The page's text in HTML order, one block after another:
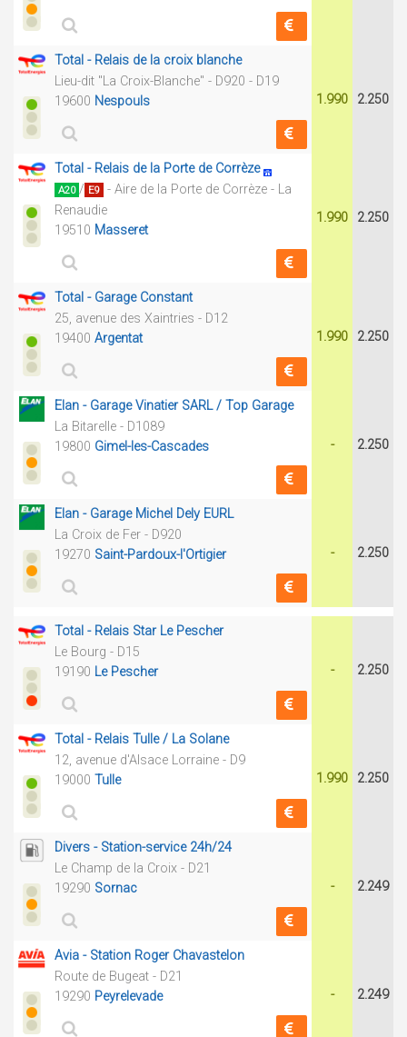
Total - Relais de la croix blanche
Lieu-dit "La Croix-Blanche" - D920 - D19
19600 Nespouls 1.990 2.250
Total - Relais de la Porte de Corrèze
A20 / E9 - Aire de la Porte de Corrèze - La
Renaudie
19510 Masseret
1.990 2.250
Total - Garage Constant
25, avenue des Xaintries - D12
19400 Argentat 1.990 2.250
Elan - Garage Vinatier SARL / Top Garage
La Bitarelle - D1089
19800 Gimel-les-Cascades - 2.250
Elan - Garage Michel Dely EURL
La Croix de Fer - D920
19270 Saint-Pardoux-l'Ortigier - 2.250
Total - Relais Star Le Pescher
Le Bourg - D15
19190 Le Pescher - 2.250
Total - Relais Tulle / La Solane
12, avenue d'Alsace Lorraine - D9
19000 Tulle 1.990 2.250
Divers - Station-service 24h/24
Le Champ de la Croix - D21
19290 Sornac - 2.249
Avia - Station Roger Chavastelon
Route de Bugeat - D21
19290 Peyrelevade - 2.249